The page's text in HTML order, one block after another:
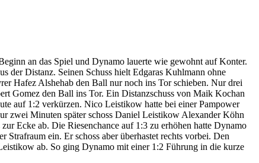
an das Spiel und Dynamo lauerte wie gewohnt auf Konter.
der Distanz. Seinen Schuss hielt Edgaras Kuhlmann ohne
Hafez Alshehab den Ball nur noch ins Tor schieben. Nur drei
Gomez den Ball ins Tor. Ein Distanzschuss von Maik Kochan
auf 1:2 verkürzen. Nico Leistikow hatte bei einer Pampower
zwei Minuten später schoss Daniel Leistikow Alexander Köhn
Ecke ab. Die Riesenchance auf 1:3 zu erhöhen hatte Dynamo
ein. Er schoss aber überhastet rechts vorbei. Den
ab. So ging Dynamo mit einer 1:2 Führung in die kurze